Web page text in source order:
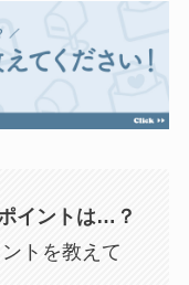
イントは…？
トを教えて